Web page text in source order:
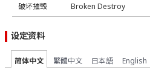
破坏摧毁
Broken Destroy
设定资料
简体中文 繁體中文 日本語 English